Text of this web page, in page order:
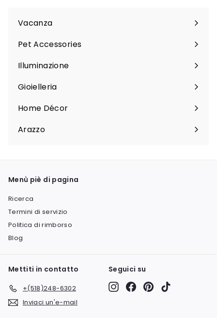
Vacanza
Espandi
sottomenu
Pet Accessories
Espandi
sottomenu
Illuminazione
Espandi
sottomenu
Gioielleria
Espandi
sottomenu
Home Décor
Espandi
sottomenu
Arazzo
Espandi
Menù piè di pagina
Ricerca
Termini di servizio
Politica di rimborso
Blog
Mettiti in contatto
+(518)248-6302
Inviaci un'e-mail
Seguici su
InstagramFacebook
Pinterest